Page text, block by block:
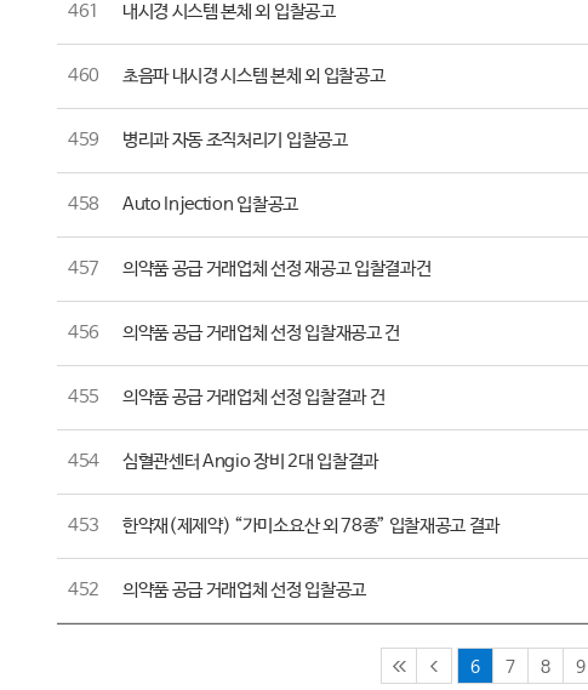
461 내시경 시스템 본체 외 입찰공고
460 초음파 내시경 시스템 본체 외 입찰공고
459 병리과 자동 조직처리기 입찰공고
458 Auto Injection 입찰공고
457 의약품 공급 거래업체 선정 재공고 입찰결과건
456 의약품 공급 거래업체 선정 입찰재공고 건
455 의약품 공급 거래업체 선정 입찰결과 건
454 심혈관센터 Angio 장비 2대 입찰결과
453 한약재(제제약) “가미소요산 외 78종” 입찰재공고 결과
452 의약품 공급 거래업체 선정 입찰공고
6 7 8 9